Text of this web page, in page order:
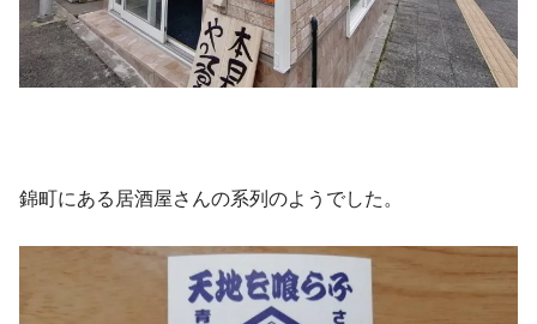
錦町にある居酒屋さんの系列のようでした。